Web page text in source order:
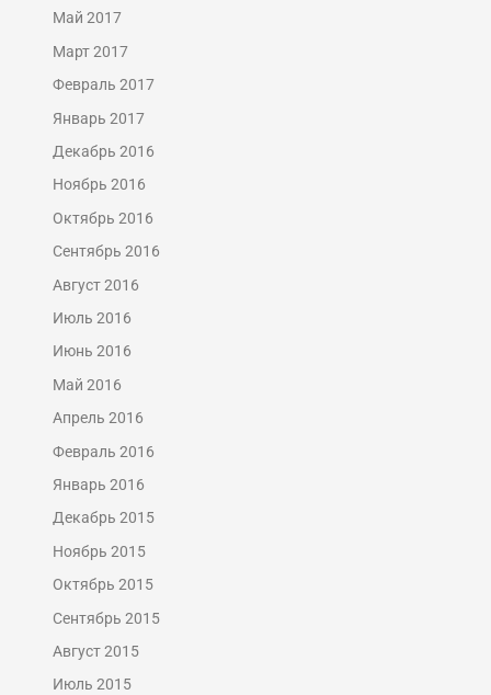
Май 2017
Март 2017
Февраль 2017
Январь 2017
Декабрь 2016
Ноябрь 2016
Октябрь 2016
Сентябрь 2016
Август 2016
Июль 2016
Июнь 2016
Май 2016
Апрель 2016
Февраль 2016
Январь 2016
Декабрь 2015
Ноябрь 2015
Октябрь 2015
Сентябрь 2015
Август 2015
Июль 2015